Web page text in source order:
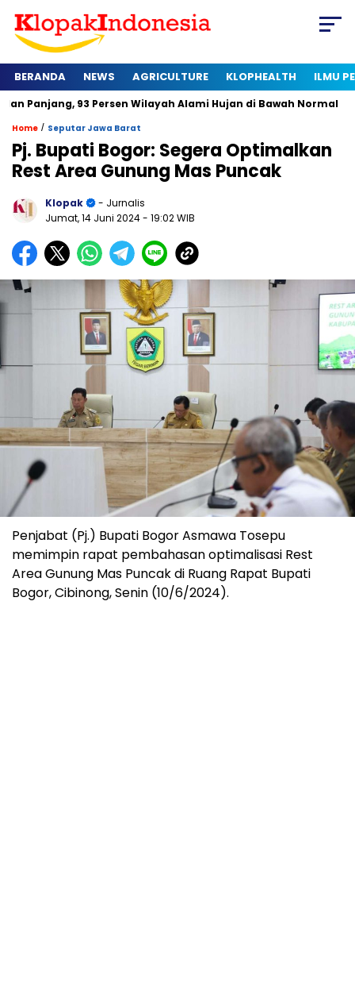
BERANDA NEWS AGRICULTURE KLOPHEALTH ILMU
93 Persen Wilayah Alami Hujan di Bawah Normal Kapan
Home / Seputar Jawa Barat
Pj. Bupati Bogor: Segera Optimalkan
Rest Area Gunung Mas Puncak
Klopak
- Jurnalis
Jumat, 14 Juni 2024- 19:02 WIB
Penjabat (Pj.) Bupati Bogor Asmawa Tosepu
memimpin rapat pembahasan optimalisasi Rest
Area Gunung Mas Puncak di Ruang Rapat Bupati
Bogor, Cibinong, Senin (10/6/2024).